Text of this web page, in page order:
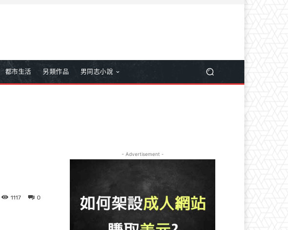
都市生活 另類作品 男同志小說
0
1117
- Advertisement -